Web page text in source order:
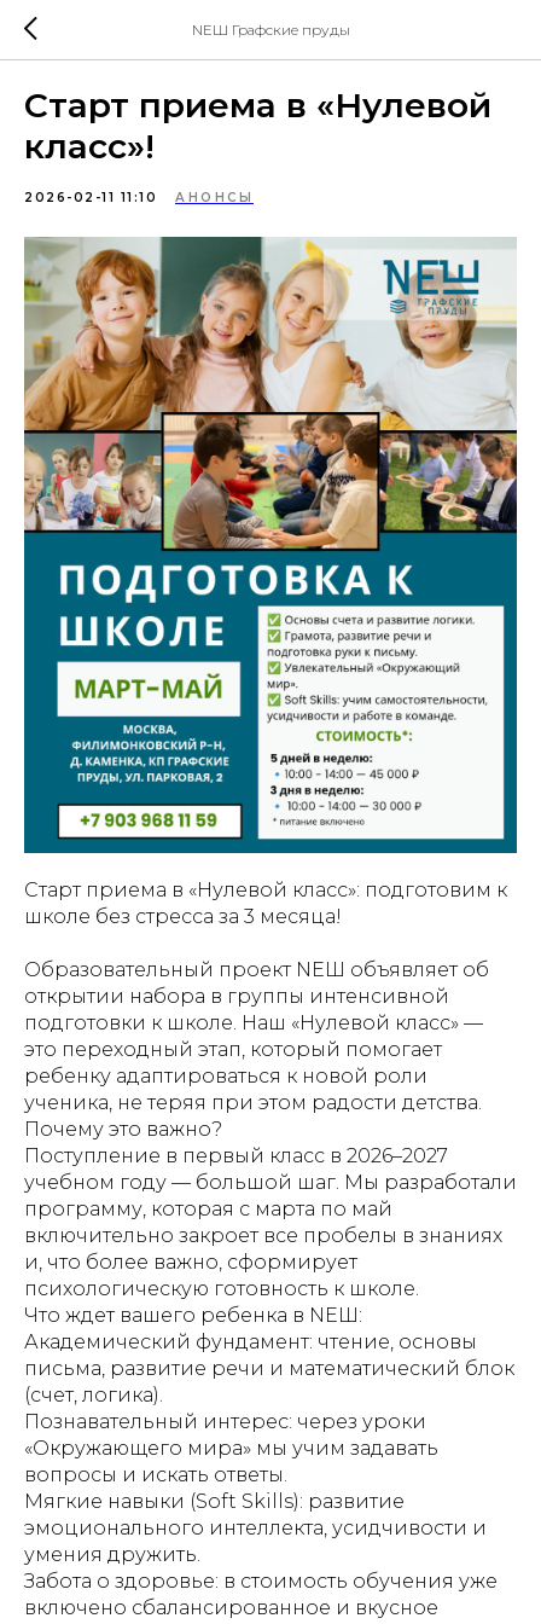
NEШ Графские пруды
Старт приема в «Нулевой
класс»!
2026-02-11 11:10 АНОНСЫ
Старт приема в «Нулевой класс»: подготовим к
школе без стресса за 3 месяца!
Образовательный проект NEШ объявляет об
открытии набора в группы интенсивной
подготовки к школе. Наш «Нулевой класс» —
это переходный этап, который помогает
ребенку адаптироваться к новой роли
ученика, не теряя при этом радости детства.
​Почему это важно?
​Поступление в первый класс в 2026–2027
учебном году — большой шаг. Мы разработали
программу, которая с марта по май
включительно закроет все пробелы в знаниях
и, что более важно, сформирует
психологическую готовность к школе.
​Что ждет вашего ребенка в NEШ:
​Академический фундамент: чтение, основы
письма, развитие речи и математический блок
(счет, логика).
​Познавательный интерес: через уроки
«Окружающего мира» мы учим задавать
вопросы и искать ответы.
​Мягкие навыки (Soft Skills): развитие
эмоционального интеллекта, усидчивости и
умения дружить.
​Забота о здоровье: в стоимость обучения уже
включено сбалансированное и вкусное